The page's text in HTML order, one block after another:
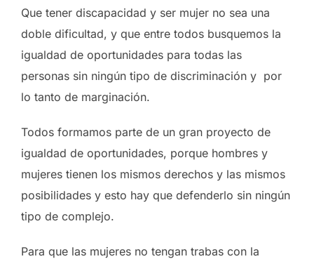
Que tener discapacidad y ser mujer no sea una
doble dificultad, y que entre todos busquemos la
igualdad de oportunidades para todas las
personas sin ningún tipo de discriminación y por
lo tanto de marginación.
Todos formamos parte de un gran proyecto de
igualdad de oportunidades, porque hombres y
mujeres tienen los mismos derechos y las mismos
posibilidades y esto hay que defenderlo sin ningún
tipo de complejo.
Para que las mujeres no tengan trabas con la